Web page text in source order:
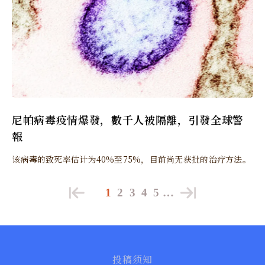
尼帕病毒疫情爆發，數千人被隔離，引發全球警
報
该病毒的致死率估计为40%至75%，目前尚无获批的治疗方法。
1 2 3 4 5 …
投稿须知